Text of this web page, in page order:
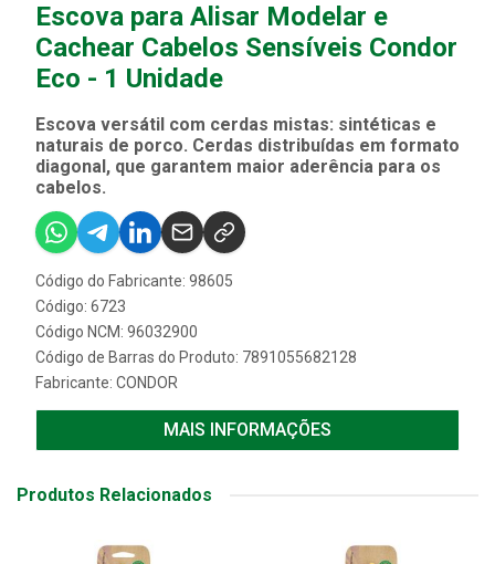
Escova para Alisar Modelar e
Cachear Cabelos Sensíveis Condor
Eco - 1 Unidade
Escova versátil com cerdas mistas: sintéticas e
naturais de porco. Cerdas distribuídas em formato
diagonal, que garantem maior aderência para os
cabelos.
Código do Fabricante: 98605
Código: 6723
Código NCM: 96032900
Código de Barras do Produto: 7891055682128
Fabricante: CONDOR
MAIS INFORMAÇÕES
Produtos Relacionados